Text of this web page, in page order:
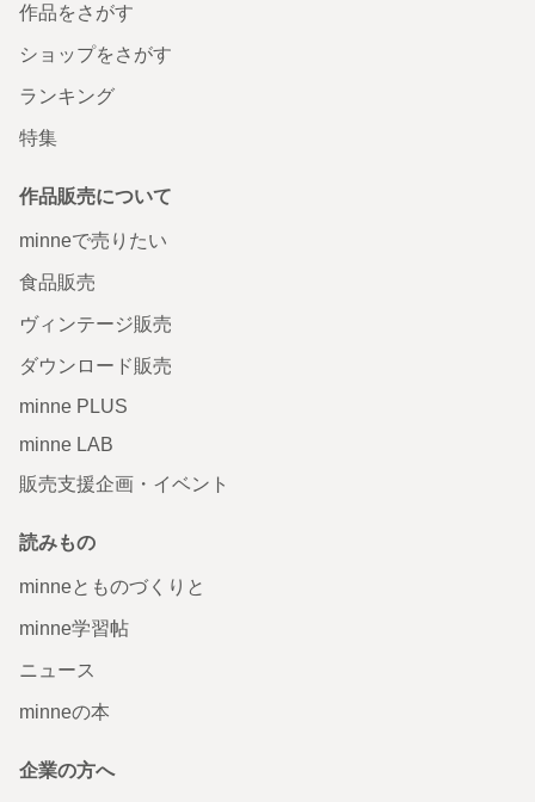
作品をさがす
ショップをさがす
ランキング
特集
作品販売について
minneで売りたい
食品販売
ヴィンテージ販売
ダウンロード販売
minne PLUS
minne LAB
販売支援企画・イベント
読みもの
minneとものづくりと
minne学習帖
ニュース
minneの本
企業の方へ